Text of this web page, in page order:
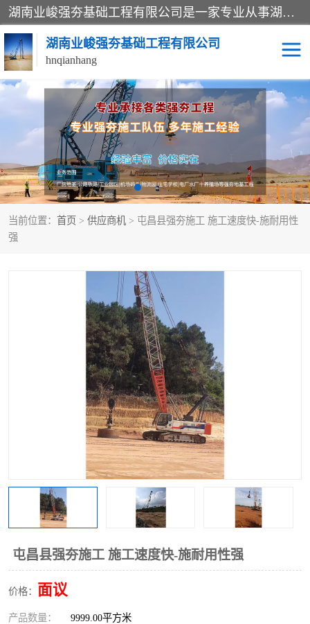
湖南业峻强夯基础工程有限公司是一家专业从事湖南强夯基础工程、强夯机租赁，地基处理的施工单位。业务覆盖：湖南、广东，江西等地。可承接1000KN.m-25000KN.m强夯（置换）工程。公司创始人是国内较早期从事强夯施工的建设者，经过多年的一步一个脚印的发展，在行业内具有较高的度和良好的口碑。
湖南业峻强夯基础工程有限公司
hnqianhang
当前位置： 首页 > 供应商机 > 屯昌县强夯施工 施工速度快-施耐用性
强
屯昌县强夯施工 施工速度快-施耐用性强
价格： 面议
产品数量： 9999.00平方米
强夯施工案例 强夯机租赁
强夯施工工程 强夯施工队伍
强夯队伍